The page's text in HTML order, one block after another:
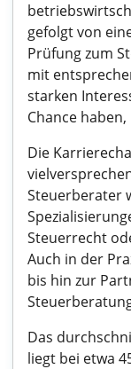
gefolgt von
Prüfung zum
mit
starken
Chance
Die
Steuerberater
Steuerrecht
Auch in der
bis hin zur
Das
liegt bei etwa